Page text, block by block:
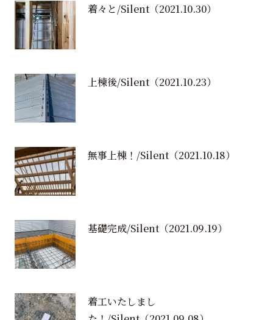
着々と/Silent（2021.10.30）
上棟後/Silent（2021.10.23）
無事上棟！/Silent（2021.10.18）
基礎完成/Silent（2021.09.19）
着工いたしまし